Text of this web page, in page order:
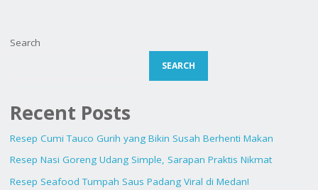
Search
SEARCH
Recent Posts
Resep Cumi Tauco Gurih yang Bikin Susah Berhenti Makan
Resep Nasi Goreng Udang Simple, Sarapan Praktis Nikmat
Resep Seafood Tumpah Saus Padang Viral di Medan!